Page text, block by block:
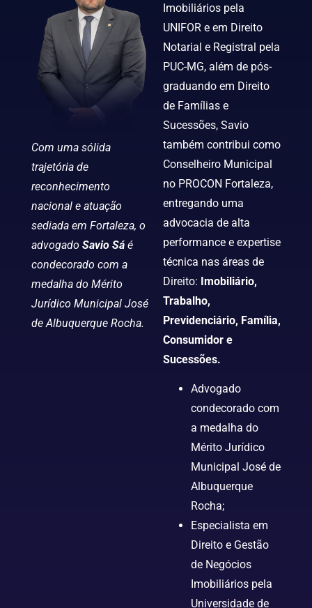
Com uma sólida
trajetória de
reconhecimento
nacional e atuação
sediada em Fortaleza, o
advogado Savio Sá é
condecorado com a
medalha do Mérito
Jurídico Municipal José
de Albuquerque Rocha.
Imobiliários pela
UNIFOR e em Direito
Notarial e Registral pela
PUC-MG, além de pós-
graduando em Direito
de Famílias e
Sucessões, Savio
também contribui como
Conselheiro Municipal
no PROCON Fortaleza,
entregando uma
advocacia de alta
performance e expertise
técnica nas áreas de
Direito: Imobiliário,
Trabalho,
Previdenciário, Família,
Consumidor e
Sucessões.
Advogado
condecorado com
a medalha do
Mérito Jurídico
Municipal José de
Albuquerque
Rocha;
Especialista em
Direito e Gestão
de Negócios
Imobiliários pela
Universidade de